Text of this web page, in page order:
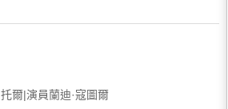
托爾|演員蘭迪·寇圖爾